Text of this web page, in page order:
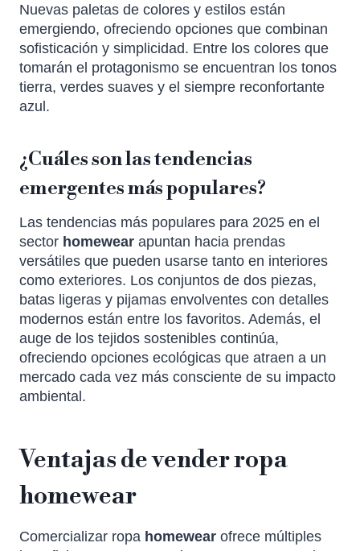
Nuevas paletas de colores y estilos están
emergiendo, ofreciendo opciones que combinan
sofisticación y simplicidad. Entre los colores que
tomarán el protagonismo se encuentran los tonos
tierra, verdes suaves y el siempre reconfortante
azul.
¿Cuáles son las tendencias
emergentes más populares?
Las tendencias más populares para 2025 en el
sector homewear apuntan hacia prendas
versátiles que pueden usarse tanto en interiores
como exteriores. Los conjuntos de dos piezas,
batas ligeras y pijamas envolventes con detalles
modernos están entre los favoritos. Además, el
auge de los tejidos sostenibles continúa,
ofreciendo opciones ecológicas que atraen a un
mercado cada vez más consciente de su impacto
ambiental.
Ventajas de vender ropa
homewear
Comercializar ropa homewear ofrece múltiples